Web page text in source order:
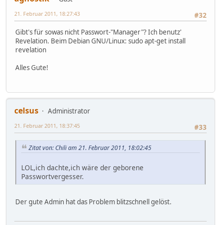
#32
21. Februar 2011, 18:27:43
Gibt's für sowas nicht Passwort-"Manager"? Ich benutz'
Revelation. Beim Debian GNU/Linux: sudo apt-get install
revelation
Alles Gute!
celsus
Administrator
#33
21. Februar 2011, 18:37:45
Zitat von: Chili am 21. Februar 2011, 18:02:45
LOL,ich dachte,ich wäre der geborene
Passwortvergesser.
Der gute Admin hat das Problem blitzschnell gelöst.